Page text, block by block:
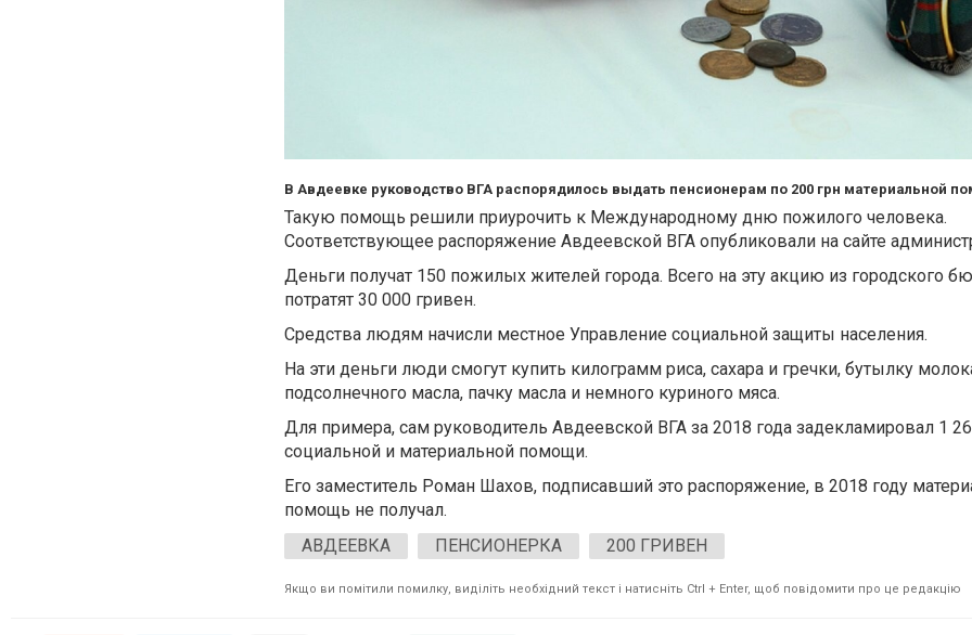
В Авдеевке руководство ВГА распорядилось выдать пенсионерам по 200 грн материальной
Такую помощь решили приурочить к Международному дню пожилого человека.
Соответствующее распоряжение Авдеевской ВГА опубликовали на сайте
Деньги получат 150 пожилых жителей города. Всего на эту акцию из городского
потратят 30 000 гривен.
Средства людям начисли местное Управление социальной защиты населения.
На эти деньги люди смогут купить килограмм риса, сахара и гречки, бутылку
подсолнечного масла, пачку масла и немного куриного мяса.
Для примера, сам руководитель Авдеевской ВГА за 2018 года задекламировал 1
социальной и материальной помощи.
Его заместитель Роман Шахов, подписавший это распоряжение, в 2018 году
помощь не получал.
АВДЕЕВКА
ПЕНСИОНЕРКА 200 ГРИВЕН
Якщо ви помітили помилку, виділіть необхідний текст і натисніть Ctrl + Enter, щоб повідомити про це редакцію